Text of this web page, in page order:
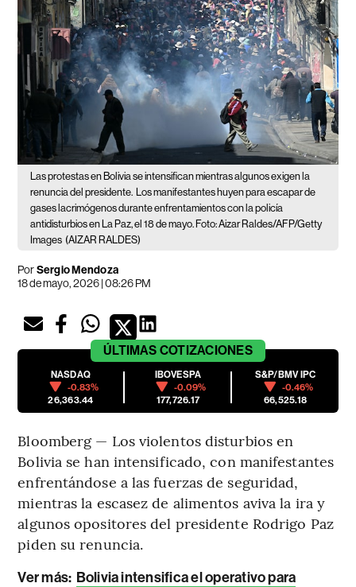
Las protestas en Bolivia se intensifican mientras algunos exigen la
renuncia del presidente.
Los manifestantes huyen para escapar de
gases lacrimógenos durante enfrentamientos con la policía
antidisturbios en La Paz, el 18 de mayo. Foto: Aizar Raldes/AFP/Getty
Images (AIZAR RALDES)
PorSergio Mendoza
18 de mayo, 2026 | 08:26 PM
ÚLTIMAS COTIZACIONES
NASDAQ
-0.83%
26,363.44
IBOVESPA
-0.09%
177,726.17
S&P/BMV IPC
-0.46%
66,525.18
Bloomberg — Los violentos disturbios en
Bolivia se han intensificado, con manifestantes
enfrentándose a las fuerzas de seguridad,
mientras la escasez de alimentos aviva la ira y
algunos opositores del presidente Rodrigo Paz
piden su renuncia.
Ver más: Bolivia intensifica el operativo para